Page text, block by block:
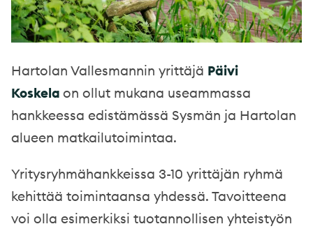
Hartolan Vallesmannin yrittäjä Päivi
Koskela on ollut mukana useammassa
hankkeessa edistämässä Sysmän ja Hartolan
alueen matkailutoimintaa.
Yritysryhmähankkeissa 3-10 yrittäjän ryhmä
kehittää toimintaansa yhdessä. Tavoitteena
voi olla esimerkiksi tuotannollisen yhteistyön